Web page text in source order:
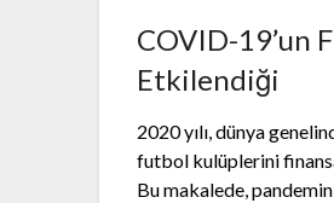
COVID-19’un
Etkilendiği
2020 yılı, dünya
futbol kulüplerini
Bu makalede,